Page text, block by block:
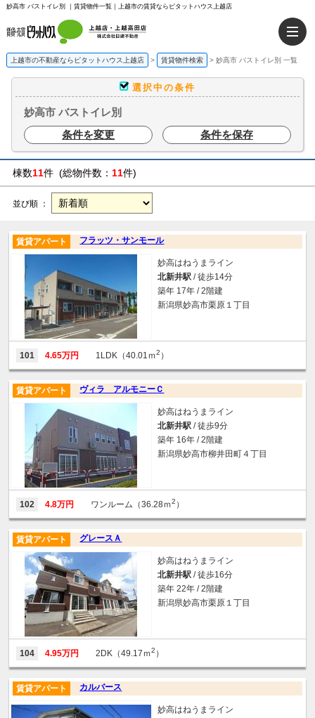
妙高市 バストイレ別 ｜賃貸物件一覧｜上越市の賃貸ならピタットハウス上越店
上越市の不動産ならピタットハウス上越店 > 賃貸物件検索 > 妙高市 バストイレ別 一覧
選択中の条件
妙高市 バストイレ別
条件を変更
条件を保存
棟数11件 (総物件数： 11件)
並び順 ：
フラッツ・サンモール
賃貸アパート
妙高はねうまライン
北新井駅 / 徒歩14分
築年 17年 / 2階建
新潟県妙高市栗原１丁目
101 4.65万円 1LDK（40.01ｍ2 ）
ヴィラ アルモニーＣ
賃貸アパート
妙高はねうまライン
北新井駅 / 徒歩9分
築年 16年 / 2階建
新潟県妙高市柳井田町４丁目
102 4.8万円 ワンルーム（36.28ｍ2 ）
グレースＡ
賃貸アパート
妙高はねうまライン
北新井駅 / 徒歩16分
築年 22年 / 2階建
新潟県妙高市栗原１丁目
104 4.95万円 2DK（49.17ｍ2 ）
カルバース
賃貸アパート
妙高はねうまライン